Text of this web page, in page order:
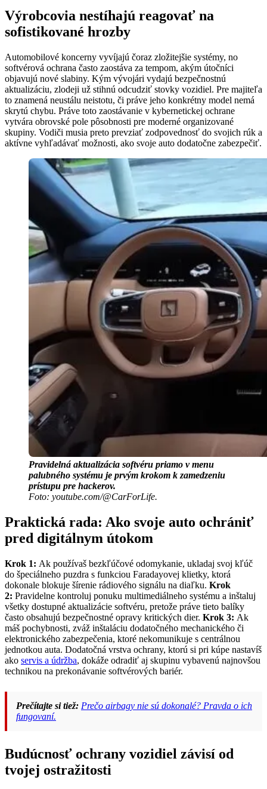
Výrobcovia nestíhajú reagovať na
sofistikované hrozby
Automobilové koncerny vyvíjajú čoraz zložitejšie systémy, no
softvérová ochrana často zaostáva za tempom, akým útočníci
objavujú nové slabiny. Kým vývojári vydajú bezpečnostnú
aktualizáciu, zlodeji už stihnú odcudziť stovky vozidiel. Pre majiteľa
to znamená neustálu neistotu, či práve jeho konkrétny model nemá
skrytú chybu. Práve toto zaostávanie v kybernetickej ochrane
vytvára obrovské pole pôsobnosti pre moderné organizované
skupiny. Vodiči musia preto prevziať zodpovednosť do svojich rúk a
aktívne vyhľadávať možnosti, ako svoje auto dodatočne zabezpečiť.
Pravidelná aktualizácia softvéru priamo v menu
palubného systému je prvým krokom k zamedzeniu
prístupu pre hackerov.
Foto: youtube.com/@CarForLife.
Praktická rada: Ako svoje auto ochrániť
pred digitálnym útokom
Krok 1: Ak používaš bezkľúčové odomykanie, ukladaj svoj kľúč
do špeciálneho puzdra s funkciou Faradayovej klietky, ktorá
dokonale blokuje šírenie rádiového signálu na diaľku. Krok
2: Pravidelne kontroluj ponuku multimediálneho systému a inštaluj
všetky dostupné aktualizácie softvéru, pretože práve tieto balíky
často obsahujú bezpečnostné opravy kritických dier. Krok 3: Ak
máš pochybnosti, zváž inštaláciu dodatočného mechanického či
elektronického zabezpečenia, ktoré nekomunikuje s centrálnou
jednotkou auta. Dodatočná vrstva ochrany, ktorú si pri kúpe nastavíš
ako servis a údržba, dokáže odradiť aj skupinu vybavenú najnovšou
technikou na prekonávanie softvérových bariér.
Prečítajte si tiež: Prečo airbagy nie sú dokonalé? Pravda o ich
fungovaní.
Budúcnosť ochrany vozidiel závisí od
tvojej ostražitosti